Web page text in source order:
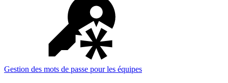
Gestion des mots de passe pour les équipes